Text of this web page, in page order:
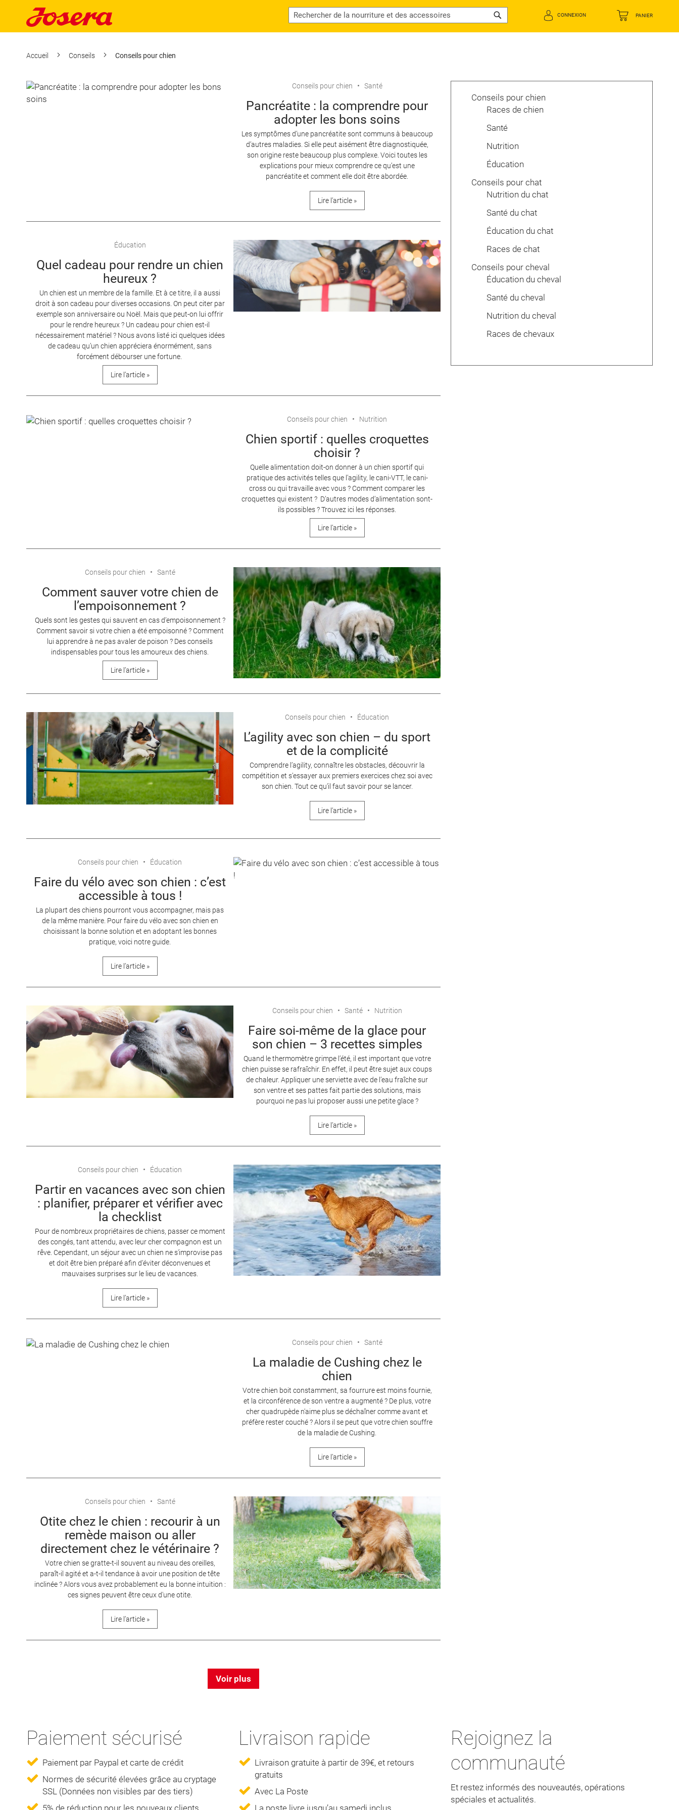
PANIER
CONNEXION
Accueil Conseils Conseils pour chien
Conseils pour chien Santé
Pancréatite : la comprendre pour
adopter les bons soins
Les symptômes d’une pancréatite sont communs à beaucoup
d’autres maladies. Si elle peut aisément être diagnostiquée,
son origine reste beaucoup plus complexe. Voici toutes les
explications pour mieux comprendre ce qu’est une
pancréatite et comment elle doit être abordée.
Lire l’article »
Éducation
Quel cadeau pour rendre un chien
heureux ?
Un chien est un membre de la famille. Et à ce titre, il a aussi
droit à son cadeau pour diverses occasions. On peut citer par
exemple son anniversaire ou Noël. Mais que peut-on lui offrir
pour le rendre heureux ? Un cadeau pour chien est-il
nécessairement matériel ? Nous avons listé ici quelques idées
de cadeau qu’un chien appréciera énormément, sans
forcément débourser une fortune.
Lire l’article »
Conseils pour chien Nutrition
Chien sportif : quelles croquettes
choisir ?
Quelle alimentation doit-on donner à un chien sportif qui
pratique des activités telles que l’agility, le cani-VTT, le cani-
cross ou qui travaille avec vous ? Comment comparer les
croquettes qui existent ? D’autres modes d’alimentation sont-
ils possibles ? Trouvez ici les réponses.
Lire l’article »
Conseils pour chien Santé
Comment sauver votre chien de
l’empoisonnement ?
Quels sont les gestes qui sauvent en cas d’empoisonnement ?
Comment savoir si votre chien a été empoisonné ? Comment
lui apprendre à ne pas avaler de poison ? Des conseils
indispensables pour tous les amoureux des chiens.
Lire l’article »
Conseils pour chien Éducation
L’agility avec son chien – du sport
et de la complicité
Comprendre l’agility, connaître les obstacles, découvrir la
compétition et s’essayer aux premiers exercices chez soi avec
son chien. Tout ce qu’il faut savoir pour se lancer.
Lire l’article »
Conseils pour chien Éducation
Faire du vélo avec son chien : c’est
accessible à tous !
La plupart des chiens pourront vous accompagner, mais pas
de la même manière. Pour faire du vélo avec son chien en
choisissant la bonne solution et en adoptant les bonnes
pratique, voici notre guide.
Lire l’article »
Conseils pour chien Santé Nutrition
Faire soi-même de la glace pour
son chien – 3 recettes simples
Quand le thermomètre grimpe l’été, il est important que votre
chien puisse se rafraîchir. En effet, il peut être sujet aux coups
de chaleur. Appliquer une serviette avec de l’eau fraîche sur
son ventre et ses pattes fait partie des solutions, mais
pourquoi ne pas lui proposer aussi une petite glace ?
Lire l’article »
Conseils pour chien Éducation
Partir en vacances avec son chien
: planifier, préparer et vérifier avec
la checklist
Pour de nombreux propriétaires de chiens, passer ce moment
des congés, tant attendu, avec leur cher compagnon est un
rêve. Cependant, un séjour avec un chien ne s'improvise pas
et doit être bien préparé afin d’éviter déconvenues et
mauvaises surprises sur le lieu de vacances.
Lire l’article »
Conseils pour chien Santé
La maladie de Cushing chez le
chien
Votre chien boit constamment, sa fourrure est moins fournie,
et la circonférence de son ventre a augmenté ? De plus, votre
cher quadrupède n'aime plus se déchaîner comme avant et
préfère rester couché ? Alors il se peut que votre chien souffre
de la maladie de Cushing.
Lire l’article »
Conseils pour chien Santé
Otite chez le chien : recourir à un
remède maison ou aller
directement chez le vétérinaire ?
Votre chien se gratte-t-il souvent au niveau des oreilles,
paraît-il agité et a-t-il tendance à avoir une position de tête
inclinée ? Alors vous avez probablement eu la bonne intuition :
ces signes peuvent être ceux d'une otite.
Lire l’article »
Voir plus
Conseils pour chien
Races de chien
Santé
Nutrition
Éducation
Conseils pour chat
Nutrition du chat
Santé du chat
Éducation du chat
Races de chat
Conseils pour cheval
Éducation du cheval
Santé du cheval
Nutrition du cheval
Races de chevaux
Paiement sécurisé
Paiement par Paypal et carte de crédit
Normes de sécurité élevées grâce au cryptage
SSL (Données non visibles par des tiers)
5% de réduction pour les nouveaux clients
Livraison rapide
Livraison gratuite à partir de 39€, et retours
gratuits
Avec La Poste
La poste livre jusqu’au samedi inclus
Rejoignez la
communauté
Et restez informés des nouveautés, opérations
spéciales et actualités.